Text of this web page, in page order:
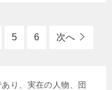
5 6 次へ
り、実在の人物、団